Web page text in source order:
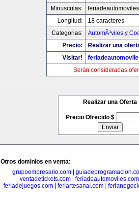
Minusculas:
Longitud:
18 caracteres
Categorias:
AutomÃ³viles y
Precio:
Realizar una
Visitar!
Serán consideradas
Realizar una Oferta
Precio Ofrecido $
Otros dominios en venta:
grupoempresario.com|
ventadetickets.com| feriadeautomoviles.com
feriadejuegos.com| feriartesanal.com|